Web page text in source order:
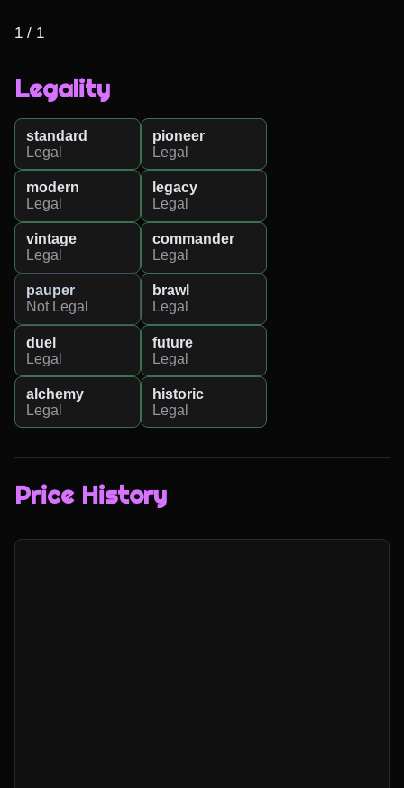
1 / 1
Legality
standard
Legal
pioneer
Legal
modern
Legal
legacy
Legal
vintage
Legal
commander
Legal
pauper
Not Legal
brawl
Legal
duel
Legal
future
Legal
alchemy
Legal
historic
Legal
Price History